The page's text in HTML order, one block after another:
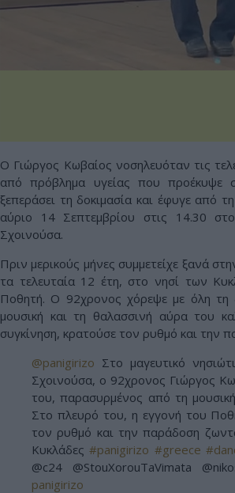
Ο Γιώργος Κωβαίος νοσηλευόταν τις
από πρόβλημα υγείας που προέκυψε
ξεπεράσει τη δοκιμασία και έφυγε από
αύριο 14 Σεπτεμβρίου στις 14.30
Σχοινούσα.
Πριν μερικούς μήνες συμμετείχε ξανά
τα τελευταία 12 έτη, στο νησί των
Ποθητή. Ο 92χρονος χόρεψε με όλη
μουσική και τη θαλασσινή αύρα του
συγκίνηση, κρατούσε τον ρυθμό και την
@panigirizo Στο μαγευτικό
Σχοινούσα, ο 92χρονος Γιώργος
του, παρασυρμένος από τη
Στο πλευρό του, η εγγονή του
τον ρυθμό και την παράδοση
Κυκλάδες#panigirizo #greece
@c24 @StouXorouTaVimata
panigirizo